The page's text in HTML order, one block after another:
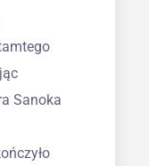
Sanoka